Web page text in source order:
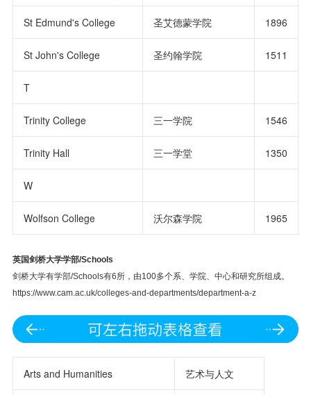
St Edmund's College 圣艾德蒙学院 1896
St John's College 圣约翰学院 1511
T
Trinity College 三一学院 1546
Trinity Hall 三一学堂 1350
W
Wolfson College 沃尔森学院 1965
英国剑桥大学学部/Schools
剑桥大学有学部/Schools有6所，由100多个系、学院、中心和研究所组成。
https://www.cam.ac.uk/colleges-and-departments/department-a-z
Arts and Humanities 艺术与人文